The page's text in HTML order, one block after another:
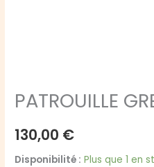
PATROUILLE
130,00 €
Disponibilité : Plus que 1 en